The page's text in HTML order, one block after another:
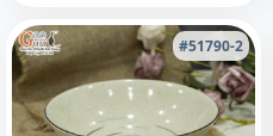
#51790-2